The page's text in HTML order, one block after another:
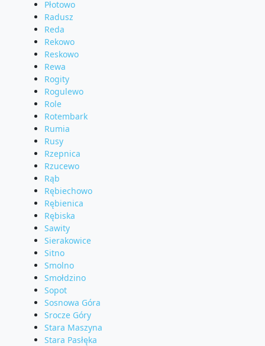
Płotowo
Radusz
Reda
Rekowo
Reskowo
Rewa
Rogity
Rogulewo
Role
Rotembark
Rumia
Rusy
Rzepnica
Rzucewo
Rąb
Rębiechowo
Rębienica
Rębiska
Sawity
Sierakowice
Sitno
Smolno
Smołdzino
Sopot
Sosnowa Góra
Srocze Góry
Stara Maszyna
Stara Pasłęka